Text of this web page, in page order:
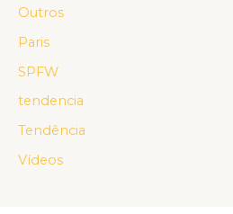
Outros
Paris
SPFW
tendencia
Tendência
Vídeos